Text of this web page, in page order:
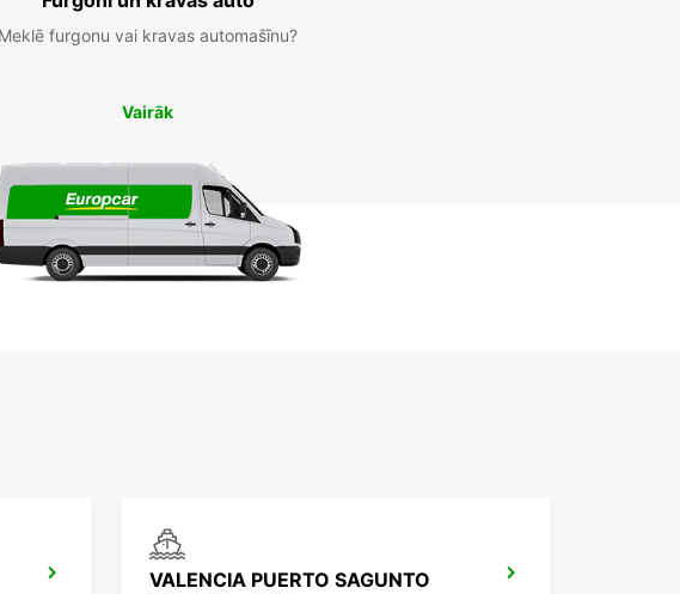
Meklē furgonu vai kravas automašīnu?
Vairāk
VALENCIA PUERTO SAGUNTO